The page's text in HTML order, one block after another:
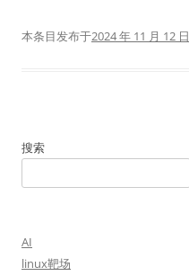
本条目发布于2024 年 11 月 12 日
搜索
AI
linux靶场